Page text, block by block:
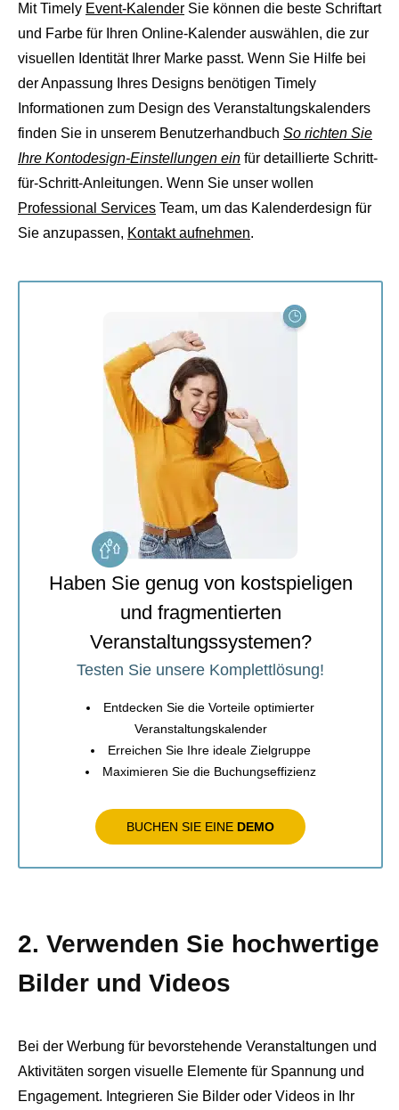
Mit Timely Event-Kalender Sie können die beste Schriftart
und Farbe für Ihren Online-Kalender auswählen, die zur
visuellen Identität Ihrer Marke passt. Wenn Sie Hilfe bei
der Anpassung Ihres Designs benötigen Timely
Informationen zum Design des Veranstaltungskalenders
finden Sie in unserem Benutzerhandbuch So richten Sie
Ihre Kontodesign-Einstellungen ein für detaillierte Schritt-
für-Schritt-Anleitungen. Wenn Sie unser wollen
Professional Services Team, um das Kalenderdesign für
Sie anzupassen, Kontakt aufnehmen.
Haben Sie genug von kostspieligen
und fragmentierten
Veranstaltungssystemen?
Testen Sie unsere Komplettlösung!
Entdecken Sie die Vorteile optimierter
Veranstaltungskalender
Erreichen Sie Ihre ideale Zielgruppe
Maximieren Sie die Buchungseffizienz
BUCHEN SIE EINE DEMO
2. Verwenden Sie hochwertige
Bilder und Videos
Bei der Werbung für bevorstehende Veranstaltungen und
Aktivitäten sorgen visuelle Elemente für Spannung und
Engagement. Integrieren Sie Bilder oder Videos in Ihr